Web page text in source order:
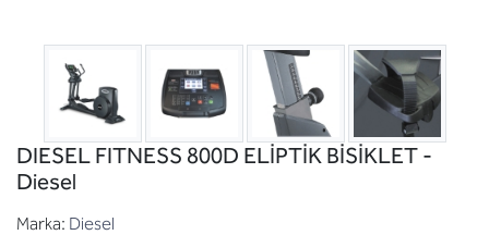
DIESEL FITNESS 800D ELİPTİK BİSİKLET -
Diesel
Marka: Diesel